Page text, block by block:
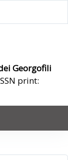
Georgofili
print: